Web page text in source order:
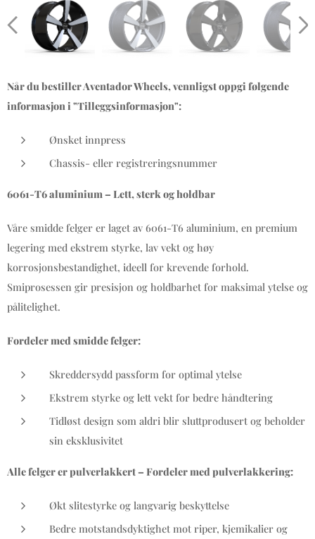
Når du bestiller Aventador Wheels, vennligst oppgi følgende
informasjon i "Tilleggsinformasjon":
Ønsket innpress
Chassis- eller registreringsnummer
6061-T6 aluminium – Lett, sterk og holdbar
Våre smidde felger er laget av 6061-T6 aluminium, en premium
legering med ekstrem styrke, lav vekt og høy
korrosjonsbestandighet, ideell for krevende forhold.
Smiprosessen gir presisjon og holdbarhet for maksimal ytelse og
pålitelighet.
Fordeler med smidde felger:
Skreddersydd passform for optimal ytelse
Ekstrem styrke og lett vekt for bedre håndtering
Tidløst design som aldri blir sluttprodusert og beholder
sin eksklusivitet
Alle felger er pulverlakkert – Fordeler med pulverlakkering:
Økt slitestyrke og langvarig beskyttelse
Bedre motstandsdyktighet mot riper, kjemikalier og